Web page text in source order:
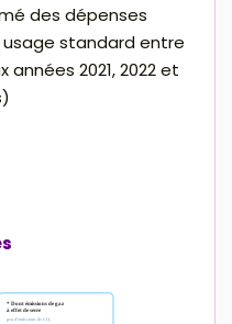
des dépenses
standard entre
années 2021, 2022 et